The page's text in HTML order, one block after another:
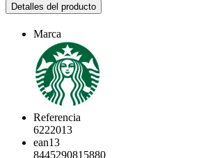
Detalles del producto
Marca
Referencia
6222013
ean13
8445290815880